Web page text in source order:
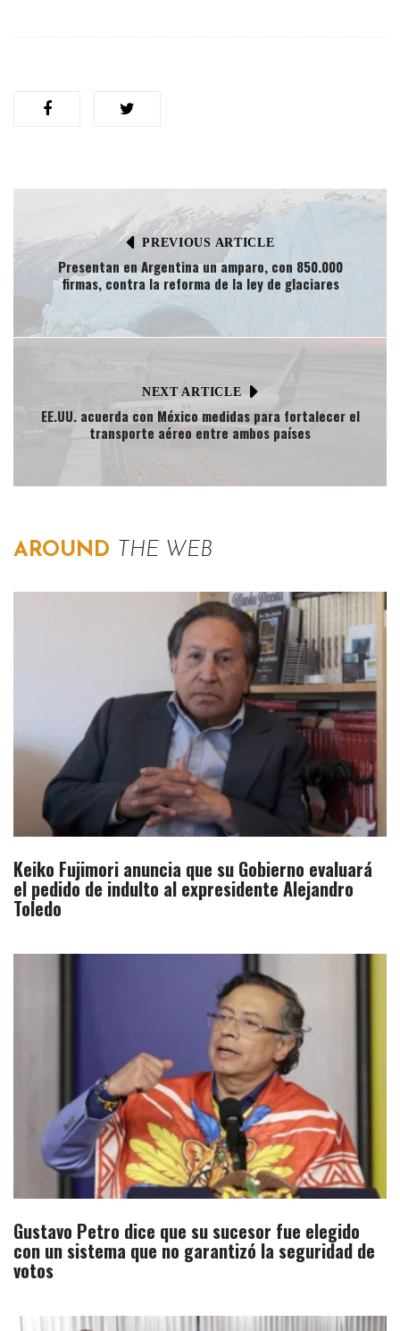
PREVIOUS ARTICLE
Presentan en Argentina un amparo, con 850.000
firmas, contra la reforma de la ley de glaciares
NEXT ARTICLE
EE.UU. acuerda con México medidas para fortalecer el
transporte aéreo entre ambos países
AROUND THE WEB
Keiko Fujimori anuncia que su Gobierno evaluará
el pedido de indulto al expresidente Alejandro
Toledo
Gustavo Petro dice que su sucesor fue elegido
con un sistema que no garantizó la seguridad de
votos